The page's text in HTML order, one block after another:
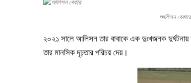
আলিসন
২০২১ সালে আলিসন তার বাবাকে এক দুঃখজনক দুর্ঘটনায়
তার মানসিক দৃঢ়তার পরিচয় দেয়।